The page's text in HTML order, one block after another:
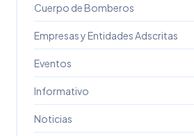
Cuerpo de Bomberos
Empresas y Entidades Adscritas
Eventos
Informativo
Noticias